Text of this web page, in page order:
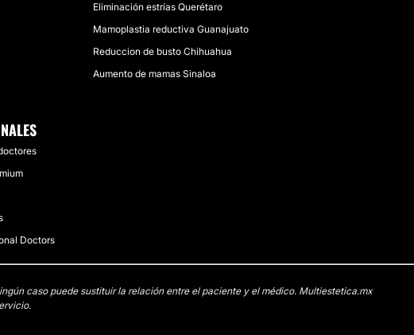
Eliminación estrías Querétaro
Mamoplastia reductiva Guanajuato
Reduccion de busto Chihuahua
Aumento de mamas Sinaloa
Doctors
caso puede sustituir la relación entre el paciente y el médico. Multiestetica.mx